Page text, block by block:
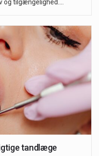
og tilgængelighed.…
tandlæge